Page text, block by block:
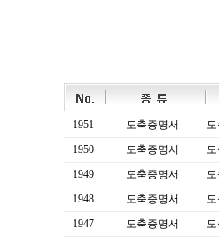
1951 도축증명서
1950
도축증명서
1949
도축증명서
1948
도축증명서
1947
도축증명서